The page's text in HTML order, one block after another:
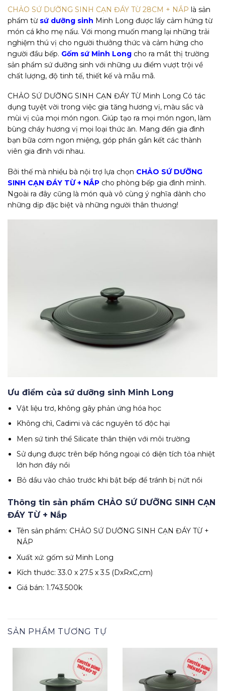
CHẢO SỨ DƯỠNG SINH CẠN ĐÁY TỪ 28CM + NẮP là sản
phẩm từ sứ dưỡng sinh Minh Long được lấy cảm hứng từ
món cá kho mẹ nấu. Với mong muốn mang lại những trải
nghiệm thú vị cho người thưởng thức và cảm hứng cho
người đầu bếp. Gốm sứ Minh Long cho ra mắt thị trường
sản phẩm sứ dưỡng sinh với những ưu điểm vượt trội về
chất lượng, độ tinh tế, thiết kế và mẫu mã.
CHẢO SỨ DƯỠNG SINH CẠN ĐÁY TỪ Minh Long Có tác
dụng tuyệt vời trong việc gia tăng hương vị, màu sắc và
mùi vị của mọi món ngon. Giúp tạo ra mọi món ngon, làm
bùng cháy hương vị mọi loại thức ăn. Mang đến gia đình
bạn bữa cơm ngon miệng, góp phần gắn kết các thành
viên gia đình với nhau.
Bởi thế mà nhiều bà nội trợ lựa chọn CHẢO SỨ DƯỠNG
SINH CẠN ĐÁY TỪ + NẮP cho phòng bếp gia đình mình.
Ngoài ra đây cũng là món quà vô cùng ý nghĩa dành cho
những dịp đặc biệt và những người thân thương!
Ưu điểm của sứ dưỡng sinh Minh Long
Vật liệu trơ, không gây phản ứng hóa học
Không chì, Cadimi và các nguyên tố độc hại
Men sứ tinh thể Silicate thân thiện với môi trường
Sử dụng được trên bếp hồng ngoại có diện tích tỏa nhiệt
lớn hơn đáy nồi
Bỏ dầu vào chảo trước khi bật bếp để tránh bị nứt nồi
Thông tin sản phẩm CHẢO SỨ DƯỠNG SINH CẠN
ĐÁY TỪ + Nắp
Tên sản phẩm: CHẢO SỨ DƯỠNG SINH CẠN ĐÁY TỪ +
NẮP
Xuất xứ: gốm sứ Minh Long
Kích thước: 33.0 x 27.5 x 3.5 (DxRxC,cm)
Giá bán: 1.743.500k
SẢN PHẨM TƯƠNG TỰ